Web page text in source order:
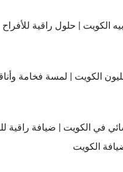
الكويت | حلول راقية للأفراح
الكويت | لمسة فخامة
في الكويت | ضيافة راقية
الكويت